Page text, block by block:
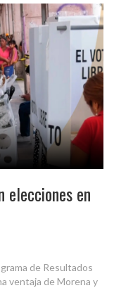
elecciones en
de Resultados
ventaja de Morena y